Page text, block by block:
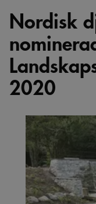
Nordisk
2020